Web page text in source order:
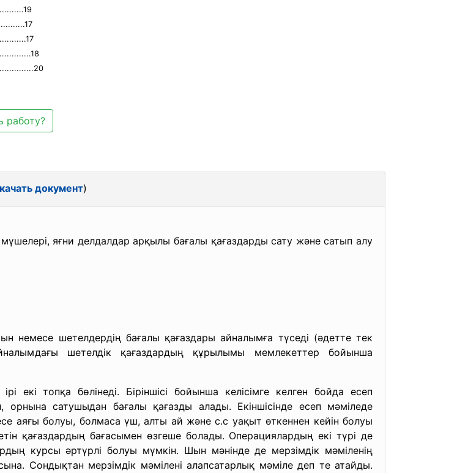
работу?
документ)
яғни делдалдар арқылы бағалы қағаздарды сату және сатып алу
немесе шетелдердің бағалы қағаздары айналымға түседі (әдетте тек
шетелдік қағаздардың құрылымы мемлекеттер бойынша
екі топқа бөлінеді. Біріншісі бойынша келісімге келген бойда есеп
орнына сатушыдан бағалы қағазды алады. Екіншісінде есеп мәміледе
аяғы болуы, болмаса үш, алты ай және с.с уақыт өткеннен кейін болуы
қағаздардың бағасымен өзгеше болады. Операциялардың екі түрі де
курсы әртүрлі болуы мүмкін. Шын мәнінде де мерзімдік мәміленің
Сондықтан мерзімдік мәмілені алапсатарлық мәміле деп те атайды.